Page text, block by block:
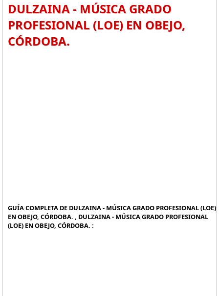
DULZAINA - MÚSICA GRADO
PROFESIONAL (LOE) EN OBEJO,
CÓRDOBA.
GUÍA COMPLETA DE DULZAINA - MÚSICA GRADO PROFESIONAL (LOE)
EN OBEJO, CÓRDOBA. , DULZAINA - MÚSICA GRADO PROFESIONAL
(LOE) EN OBEJO, CÓRDOBA. :